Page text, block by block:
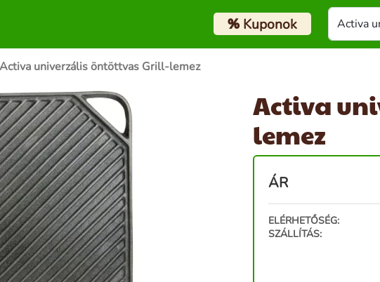
%Kuponok
Activa univerzális öntöttvas Grill-lemez
Activa
lemez
ÁR
ELÉRHETŐSÉG:
SZÁLLÍTÁS: